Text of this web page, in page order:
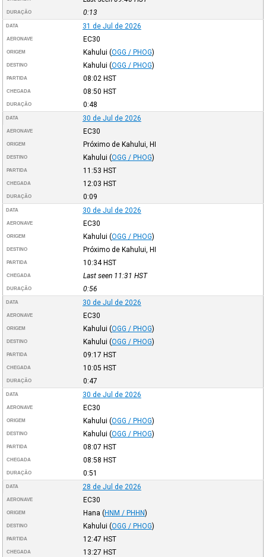
DURAÇÃO 0:13
DATA 31 de Jul de 2026
AERONAVE EC30
ORIGEM Kahului (OGG / PHOG)
DESTINO Kahului (OGG / PHOG)
PARTIDA 08:02 HST
CHEGADA 08:50 HST
DURAÇÃO 0:48
DATA 30 de Jul de 2026
AERONAVE EC30
ORIGEM Próximo de Kahului, HI
DESTINO Kahului (OGG / PHOG)
PARTIDA 11:53 HST
CHEGADA 12:03 HST
DURAÇÃO 0:09
DATA 30 de Jul de 2026
AERONAVE EC30
ORIGEM Kahului (OGG / PHOG)
DESTINO Próximo de Kahului, HI
PARTIDA 10:34HST
CHEGADA Last seen 11:31 HST
DURAÇÃO 0:56
DATA 30 de Jul de 2026
AERONAVE EC30
ORIGEM Kahului (OGG / PHOG)
DESTINO Kahului (OGG / PHOG)
PARTIDA 09:17 HST
CHEGADA 10:05 HST
DURAÇÃO 0:47
DATA 30 de Jul de 2026
AERONAVE EC30
ORIGEM Kahului (OGG / PHOG)
DESTINO Kahului (OGG / PHOG)
PARTIDA 08:07 HST
CHEGADA 08:58 HST
DURAÇÃO 0:51
DATA 28 de Jul de 2026
AERONAVE EC30
ORIGEM Hana (HNM / PHHN)
DESTINO Kahului (OGG / PHOG)
PARTIDA 12:47 HST
CHEGADA 13:27 HST